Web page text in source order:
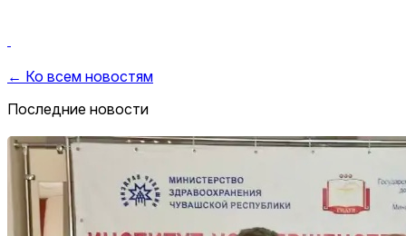
← Ко всем новостям
Последние новости